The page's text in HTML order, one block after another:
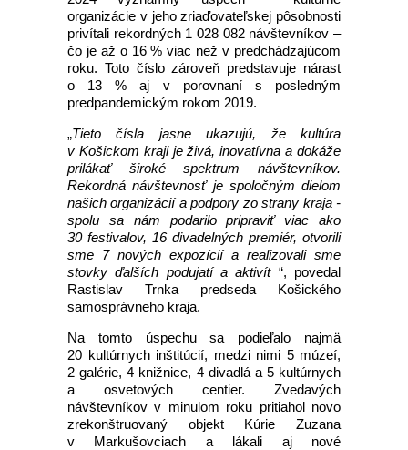
organizácie v jeho zriaďovateľskej pôsobnosti
privítali rekordných 1 028 082 návštevníkov –
čo je až o 16 % viac než v predchádzajúcom
roku. Toto číslo zároveň predstavuje nárast
o 13 % aj v porovnaní s posledným
predpandemickým rokom 2019.
„Tieto čísla jasne ukazujú, že kultúra
v Košickom kraji je živá, inovatívna a dokáže
prilákať široké spektrum návštevníkov.
Rekordná návštevnosť je spoločným dielom
našich organizácií a podpory zo strany kraja -
spolu sa nám podarilo pripraviť viac ako
30 festivalov, 16 divadelných premiér, otvorili
sme 7 nových expozícií a realizovali sme
stovky ďalších podujatí a aktivít“, povedal
Rastislav Trnka predseda Košického
samosprávneho kraja.
Na tomto úspechu sa podieľalo najmä
20 kultúrnych inštitúcií, medzi nimi 5 múzeí,
2 galérie, 4 knižnice, 4 divadlá a 5 kultúrnych
a osvetových centier. Zvedavých
návštevníkov v minulom roku pritiahol novo
zrekonštruovaný objekt Kúrie Zuzana
v Markušovciach a lákali aj nové